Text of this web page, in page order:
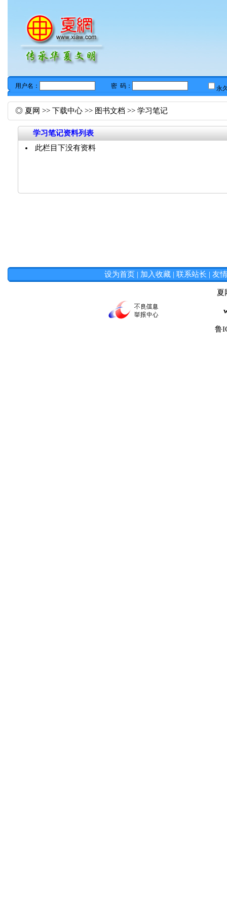
◎ 夏网 >> 下载中心 >> 图书文档 >> 学习笔记
学习笔记资料列表
此栏目下没有资料
设为首页 | 加入收藏 | 联系站长 | 友
夏
鲁